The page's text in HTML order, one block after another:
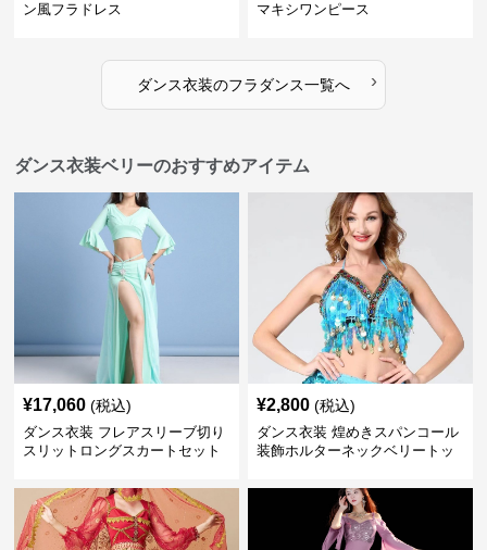
ン風フラドレス
マキシワンピース
ダンス衣装のフラダンス一覧へ ›
ダンス衣装ベリーのおすすめアイテム
¥17,060 (税込)
ダンス衣装 フレアスリーブ切り
スリットロングスカートセット
¥2,800 (税込)
ダンス衣装 煌めきスパンコール
装飾ホルターネックベリートッ